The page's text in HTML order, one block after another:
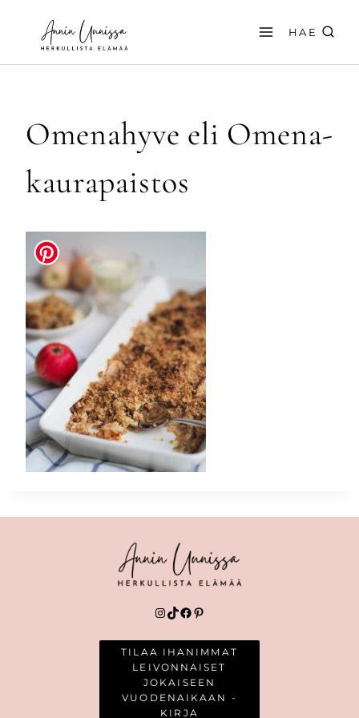
sisältöön
HAE
Omenahyve eli Omena-
kaurapaistos
Instagram
TikTok
Facebook
Pinterest
TILAA IHANIMMAT
LEIVONNAISET
JOKAISEEN
VUODENAIKAAN -
KIRJA